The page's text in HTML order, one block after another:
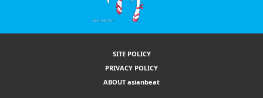
SITE POLICY
PRIVACY POLICY
ABOUT asianbeat